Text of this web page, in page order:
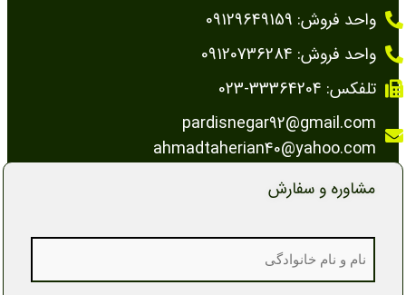
واحد فروش: 09129649159
واحد فروش: 09120736284
تلفکس: 33364204-023
pardisnegar92@gmail.com
ahmadtaherian40@yahoo.com
مشاوره و سفارش
Name